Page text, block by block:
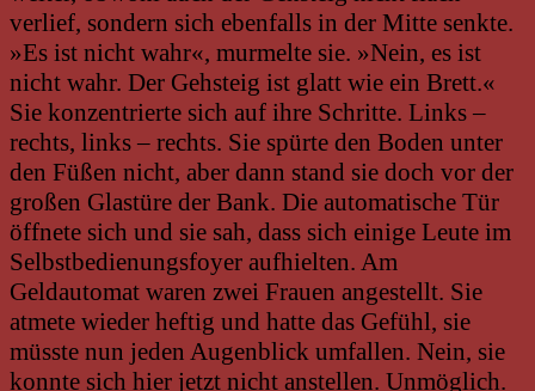
verlief, sondern sich ebenfalls in der Mitte senkte.
»Es ist nicht wahr«, murmelte sie. »Nein, es ist
nicht wahr. Der Gehsteig ist glatt wie ein Brett.«
Sie konzentrierte sich auf ihre Schritte. Links –
rechts, links – rechts. Sie spürte den Boden unter
den Füßen nicht, aber dann stand sie doch vor der
großen Glastüre der Bank. Die automatische Tür
öffnete sich und sie sah, dass sich einige Leute im
Selbstbedienungsfoyer aufhielten. Am
Geldautomat waren zwei Frauen angestellt. Sie
atmete wieder heftig und hatte das Gefühl, sie
müsste nun jeden Augenblick umfallen. Nein, sie
konnte sich hier jetzt nicht anstellen. Unmöglich.